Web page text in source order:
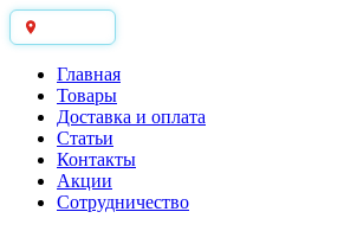
Главная
Товары
Доставка и оплата
Статьи
Контакты
Акции
Сотрудничество